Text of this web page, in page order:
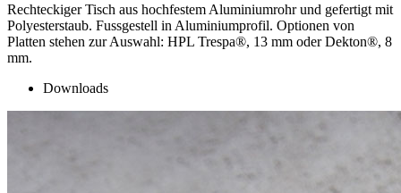
Rechteckiger Tisch aus hochfestem Aluminiumrohr und gefertigt mit
Polyesterstaub. Fussgestell in Aluminiumprofil. Optionen von
Platten stehen zur Auswahl: HPL Trespa®, 13 mm oder Dekton®, 8
mm.
Downloads